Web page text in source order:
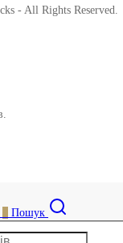
- All Rights Reserved.
Пошук